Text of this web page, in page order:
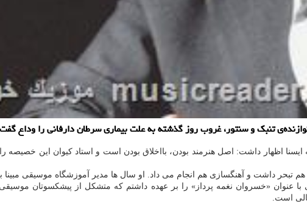
تنبک و سنتور، غروب روز گذشته به علت بیماری سرطان دارفانی را وداع
ایسنا اظهار داشت: اصل هنرمند بودن، بااخلاق بودن است و استاد کیوان این خصیصه
تبحر داشت و آهنگسازی هم انجام می داد. او سال ها مدیر آموزشگاه موسیقی مبینا
از سال ۱۳۹۵ بنده سرپرستی گروهی با عنوان «خسروان نغمه پرداز» را بر عهده داشتم که متشکل از
است.